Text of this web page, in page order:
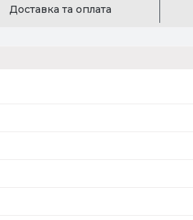
Доставка та оплата